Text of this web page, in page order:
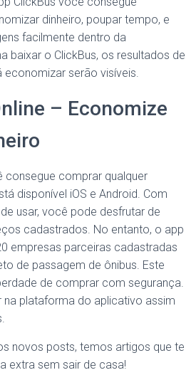
dinheiro, poupar tempo, e
facilmente dentro da
baixar o ClickBus, os resultados de
serão visíveis.
– Economize
consegue comprar qualquer
disponível iOS e Android. Com
usar, você pode desfrutar de
cadastrados. No entanto, o app
empresas parceiras cadastradas
de passagem de ônibus. Este
de comprar com segurança.
na plataforma do aplicativo assim
novos posts, temos artigos que te
extra sem sair de casa!